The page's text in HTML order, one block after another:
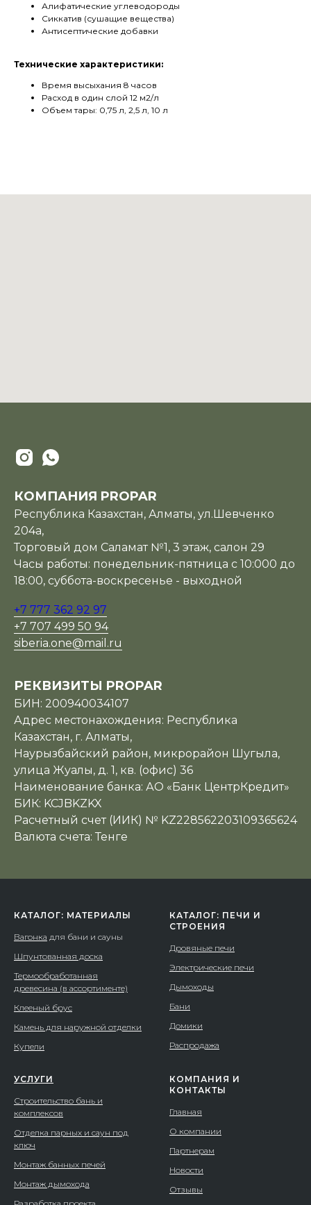
Алифатические углеводороды
Cиккатив (сушащие вещества)
Антисептические добавки
Технические характеристики:
Время высыхания 8 часов
Расход в один слой 12 м2/л
Объем тары: 0,75 л, 2,5 л, 10 л
КОМПАНИЯ PROPAR
Республика Казахстан, Алматы, ул.Шевченко
204а,
Торговый дом Саламат №1, 3 этаж, салон 29
Часы работы: понедельник-пятница с 10:000 до
18:00, суббота-воскресенье - выходной
+7 777 362 92 97
+7 707 499 50 94
siberia.one@mail.ru
РЕКВИЗИТЫ PROPAR
БИН: 200940034107
Адрес местонахождения: Республика
Казахстан, г. Алматы,
Наурызбайский район, микрорайон Шугыла,
улица Жуалы, д. 1, кв. (офис) 36
Наименование банка: АО «Банк ЦентрКредит»
БИК: KCJBKZKX
Расчетный счет (ИИК) № KZ228562203109365624
Валюта счета: Тенге
КАТАЛОГ: МАТЕРИАЛЫ
Вагонка для бани и сауны
Шпунтованная доска
Термообработанная
древесина (в ассортименте)
Клееный брус
Камень для наружной отделки
Купели
КАТАЛОГ: ПЕЧИ И
СТРОЕНИЯ
Дровяные печи
Электрические печи
Дымоходы
Бани
Домики
Распродажа
УСЛУГИ
Строительство бань и
комплексов
Отделка парных и саун под
ключ
Монтаж банных печей
Монтаж дымохода
КОМПАНИЯ И
КОНТАКТЫ
Главная
О компании
Партнерам
Новости
Отзывы